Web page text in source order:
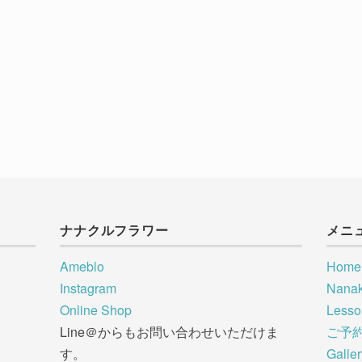
ナナクルフラワー
Ameblo
Instagram
Online Shop
Line＠からもお問い合わせいただけま
す。
メニ
Home
ご予